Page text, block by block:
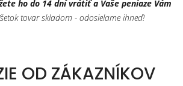
ho do 14 dní vrátiť a Vaše peniaze Vám
tovar skladom - odosielame ihneď!
OD ZÁKAZNÍKOV